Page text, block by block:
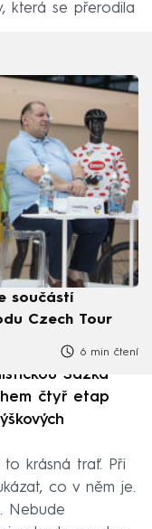
která se přerodila
součástí
Czech Tour
6 min čtení
Sazka
čtyř etap
krásná trať. Při
co v něm je.
Nebude